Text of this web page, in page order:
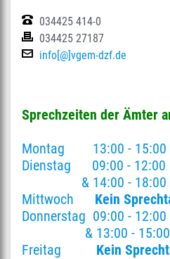
034425 414-0
034425 27187
info[@]vgem-dzf.de
Sprechzeiten der Ämter
Montag 13:00 - 15:00
Dienstag 09:00 - 12:00
& 14:00 - 18:00
Mittwoch Kein
Donnerstag 09:00 - 12:00
& 13:00 - 15:00
Freitag Kein